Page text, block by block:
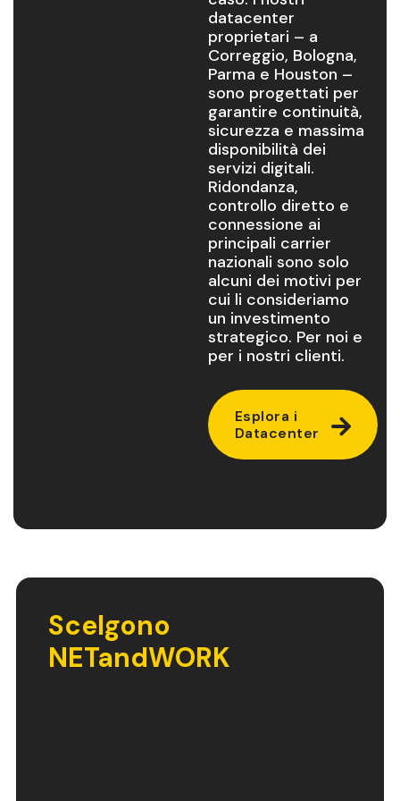
datacenter
proprietari – a
Correggio, Bologna,
Parma e Houston –
sono progettati per
garantire continuità,
sicurezza e massima
disponibilità dei
servizi digitali.
Ridondanza,
controllo diretto e
connessione ai
principali carrier
nazionali sono solo
alcuni dei motivi per
cui li consideriamo
un investimento
strategico. Per noi e
per i nostri clienti.
Esplora i
Datacenter
Scelgono
NETandWORK